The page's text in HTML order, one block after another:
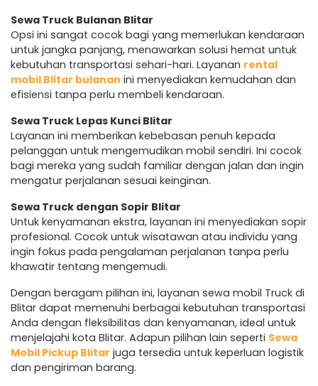
Sewa Truck Bulanan Blitar
Opsi ini sangat cocok bagi yang memerlukan kendaraan
untuk jangka panjang, menawarkan solusi hemat untuk
kebutuhan transportasi sehari-hari. Layanan rental
mobil Blitar bulanan ini menyediakan kemudahan dan
efisiensi tanpa perlu membeli kendaraan.
Sewa Truck Lepas Kunci Blitar
Layanan ini memberikan kebebasan penuh kepada
pelanggan untuk mengemudikan mobil sendiri. Ini cocok
bagi mereka yang sudah familiar dengan jalan dan ingin
mengatur perjalanan sesuai keinginan.
Sewa Truck dengan Sopir Blitar
Untuk kenyamanan ekstra, layanan ini menyediakan sopir
profesional. Cocok untuk wisatawan atau individu yang
ingin fokus pada pengalaman perjalanan tanpa perlu
khawatir tentang mengemudi.
Dengan beragam pilihan ini, layanan sewa mobil Truck di
Blitar dapat memenuhi berbagai kebutuhan transportasi
Anda dengan fleksibilitas dan kenyamanan, ideal untuk
menjelajahi kota Blitar. Adapun pilihan lain seperti Sewa
Mobil Pickup Blitar juga tersedia untuk keperluan logistik
dan pengiriman barang.